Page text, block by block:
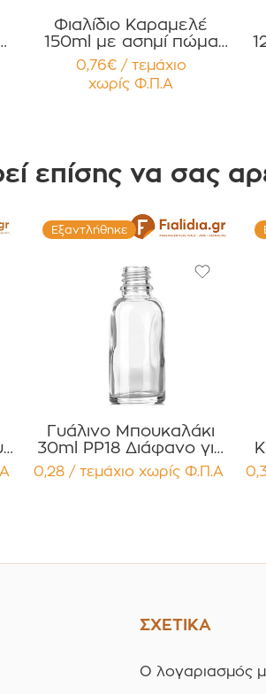
Φιαλίδιο Καραμελέ
150ml με ασημί πώμα
για Χάπια , Βιταμίνες
Συμπληρώματα
Διατροφής Συσκευασία
0,76€ / τεμάχιο
χωρίς Φ.Π.Α
επίσης να σας
Εξαντλήθηκε
Γυάλινο Μπουκαλάκι
30ml PP18 Διάφανο για
Αιθέρια Έλαια, Βάμματα
Συσκευασία 12
0,28 / τεμάχιο χωρίς Φ.Π.Α
ΣΧΕΤΙΚΑ
Ο λογαριασμός